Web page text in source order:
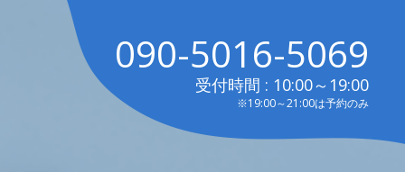
090-5016-5069
受付時間 : 10:00～19:00
※19:00～21:00は予約のみ